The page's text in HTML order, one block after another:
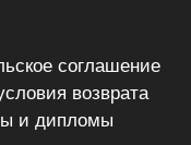
соглашение
возврата
и дипломы